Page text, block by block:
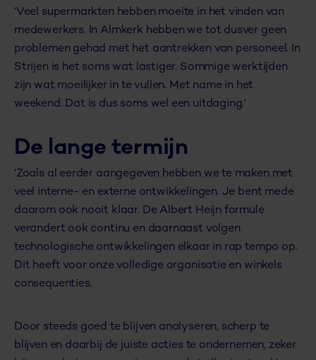
‘Veel supermarkten hebben moeite in het vinden van
medewerkers. In Almkerk hebben we tot dusver geen
problemen gehad met het aantrekken van personeel. In
Strijen is het soms wat lastiger. Sommige werktijden
zijn wat moeilijker in te vullen. Met name in het
weekend. Dat is dus soms wel een uitdaging.’
De lange termijn
‘Zoals al eerder aangegeven hebben we te maken met
veel interne- en externe ontwikkelingen. Je bent mede
daarom ook nooit klaar. De Albert Heijn formule
verandert ook continu en daarnaast volgen
technologische ontwikkelingen elkaar in rap tempo op.
Dit heeft voor onze volledige organisatie en winkels
consequenties.
Door steeds goed te blijven analyseren, scherp te
blijven en daarbij de juiste acties te ondernemen, zeker